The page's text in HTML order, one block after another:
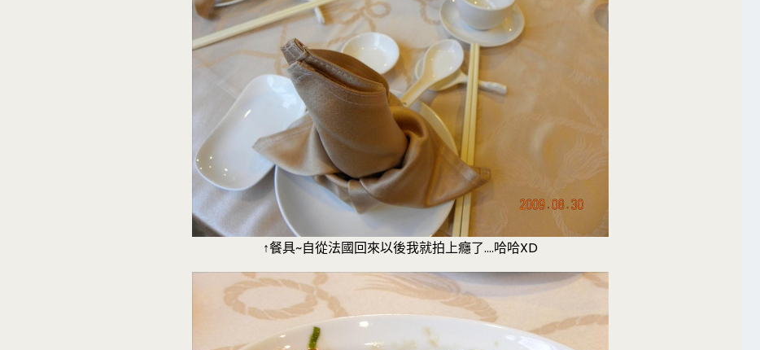
↑餐具~自從法國回來以後我就拍上癮了….哈哈XD